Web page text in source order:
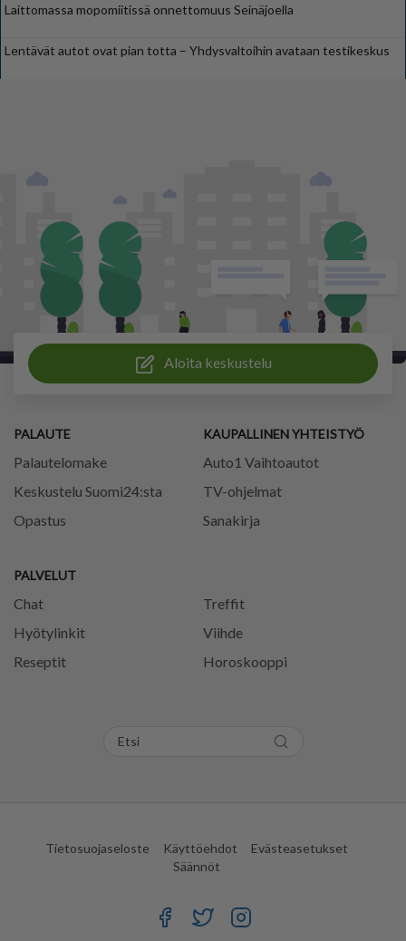
Laittomassa mopomiitissä onnettomuus Seinäjoella
Lentävät autot ovat pian totta – Yhdysvaltoihin avataan testikeskus
Aloita keskustelu
PALAUTE
Palautelomake
Keskustelu Suomi24:sta
Opastus
PALVELUT
Chat
Treffit
Hyötylinkit
Viihde
Reseptit
Horoskooppi
KAUPALLINEN YHTEISTYÖ
Auto1 Vaihtoautot
TV-ohjelmat
Sanakirja
Tietosuojaseloste Käyttöehdot
Evästeasetukset
Säännöt